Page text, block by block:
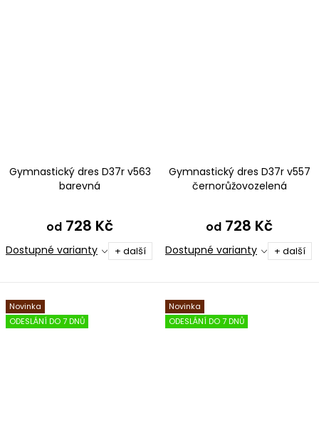
Gymnastický dres D37r v563
barevná
od 728 Kč
Dostupné varianty + další
Gymnastický dres D37r v557
černorůžovozelená
od 728 Kč
Dostupné varianty + další
Novinka
ODESLÁNÍ DO 7 DNŮ
Novinka
ODESLÁNÍ DO 7 DNŮ